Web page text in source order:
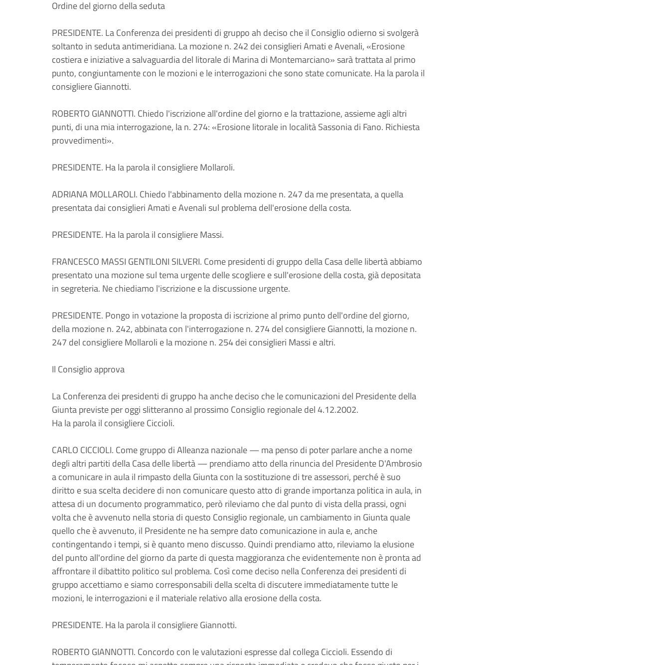
Ordine del giorno della seduta
PRESIDENTE. La Conferenza dei presidenti di gruppo ah deciso che il Consiglio odierno si svolgerà
soltanto in seduta antimeridiana. La mozione n. 242 dei consiglieri Amati e Avenali, «Erosione
costiera e iniziative a salvaguardia del litorale di Marina di Montemarciano» sarà trattata al primo
punto, congiuntamente con le mozioni e le interrogazioni che sono state comunicate. Ha la parola il
consigliere Giannotti.
ROBERTO GIANNOTTI. Chiedo l'iscrizione all'ordine del giorno e la trattazione, assieme agli altri
punti, di una mia interrogazione, la n. 274: «Erosione litorale in località Sassonia di Fano. Richiesta
provvedimenti».
PRESIDENTE. Ha la parola il consigliere Mollaroli.
ADRIANA MOLLAROLI. Chiedo l'abbinamento della mozione n. 247 da me presentata, a quella
presentata dai consiglieri Amati e Avenali sul problema dell'erosione della costa.
PRESIDENTE. Ha la parola il consigliere Massi.
FRANCESCO MASSI GENTILONI SILVERI. Come presidenti di gruppo della Casa delle libertà abbiamo
presentato una mozione sul tema urgente delle scogliere e sull'erosione della costa, già depositata
in segreteria. Ne chiediamo l'iscrizione e la discussione urgente.
PRESIDENTE. Pongo in votazione la proposta di iscrizione al primo punto dell'ordine del giorno,
della mozione n. 242, abbinata con l'interrogazione n. 274 del consigliere Giannotti, la mozione n.
247 del consigliere Mollaroli e la mozione n. 254 dei consiglieri Massi e altri.
Il Consiglio approva
La Conferenza dei presidenti di gruppo ha anche deciso che le comunicazioni del Presidente della
Giunta previste per oggi slitteranno al prossimo Consiglio regionale del 4.12.2002.
Ha la parola il consigliere Ciccioli.
CARLO CICCIOLI. Come gruppo di Alleanza nazionale — ma penso di poter parlare anche a nome
degli altri partiti della Casa delle libertà — prendiamo atto della rinuncia del Presidente D'Ambrosio
a comunicare in aula il rimpasto della Giunta con la sostituzione di tre assessori, perché è suo
diritto e sua scelta decidere di non comunicare questo atto di grande importanza politica in aula, in
attesa di un documento programmatico, però rileviamo che dal punto di vista della prassi, ogni
volta che è avvenuto nella storia di questo Consiglio regionale, un cambiamento in Giunta quale
quello che è avvenuto, il Presidente ne ha sempre dato comunicazione in aula e, anche
contingentando i tempi, si è quanto meno discusso. Quindi prendiamo atto, rileviamo la elusione
del punto all'ordine del giorno da parte di questa maggioranza che evidentemente non è pronta ad
affrontare il dibattito politico sul problema. Così come deciso nella Conferenza dei presidenti di
gruppo accettiamo e siamo corresponsabili della scelta di discutere immediatamente tutte le
mozioni, le interrogazioni e il materiale relativo alla erosione della costa.
PRESIDENTE. Ha la parola il consigliere Giannotti.
ROBERTO GIANNOTTI. Concordo con le valutazioni espresse dal collega Ciccioli. Essendo di